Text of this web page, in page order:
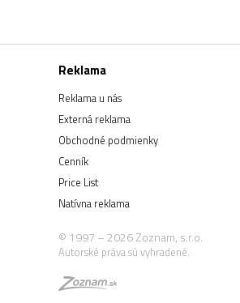
Reklama
Reklama u nás
Externá reklama
Obchodné podmienky
Cenník
Price List
Natívna reklama
© 1997 – 2026 Zoznam, s.r.o.
Autorské práva sú vyhradené.